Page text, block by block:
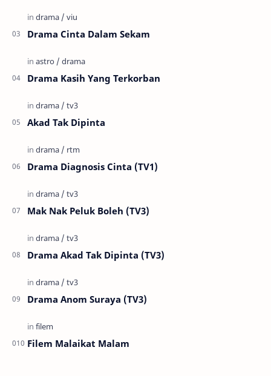
Drama Cinta Dalam Sekam
Drama Kasih Yang Terkorban
Akad Tak Dipinta
Drama Diagnosis Cinta (TV1)
Mak Nak Peluk Boleh (TV3)
Drama Akad Tak Dipinta (TV3)
Drama Anom Suraya (TV3)
Filem Malaikat Malam